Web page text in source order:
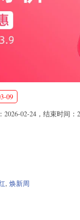
09
02-24，结束时间：
, 焕新周